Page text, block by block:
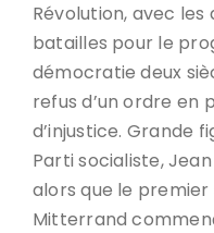
Révolution, avec
batailles pour le
démocratie deux
refus d’un ordre
d’injustice. Grande
Parti socialiste,
alors que le
Mitterrand